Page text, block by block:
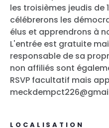
les troisièmes jeudis de
célébrerons les
élus et apprendrons à
L'entrée est gratuite
responsable de sa
non affiliés sont
RSVP facultatif mais
LOCALISATION